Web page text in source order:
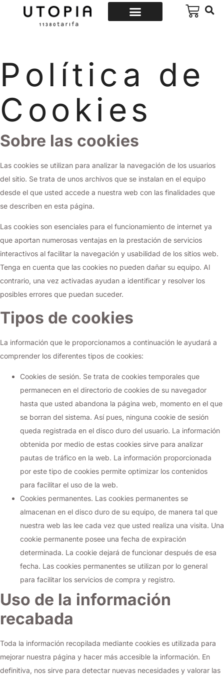
Política de
Cookies
Sobre las cookies
Las cookies se utilizan para analizar la navegación de los usuarios
del sitio. Se trata de unos archivos que se instalan en el equipo
desde el que usted accede a nuestra web con las finalidades que
se describen en esta página.
Las cookies son esenciales para el funcionamiento de internet ya
que aportan numerosas ventajas en la prestación de servicios
interactivos al facilitar la navegación y usabilidad de los sitios web.
Tenga en cuenta que las cookies no pueden dañar su equipo. Al
contrario, una vez activadas ayudan a identificar y resolver los
posibles errores que puedan suceder.
Tipos de cookies
La información que le proporcionamos a continuación le ayudará a
comprender los diferentes tipos de cookies:
Cookies de sesión. Se trata de cookies temporales que
permanecen en el directorio de cookies de su navegador
hasta que usted abandona la página web, momento en el que
se borran del sistema. Así pues, ninguna cookie de sesión
queda registrada en el disco duro del usuario. La información
obtenida por medio de estas cookies sirve para analizar
pautas de tráfico en la web. La información proporcionada
por este tipo de cookies permite optimizar los contenidos
para facilitar el uso de la web.
Cookies permanentes. Las cookies permanentes se
almacenan en el disco duro de su equipo, de manera tal que
nuestra web las lee cada vez que usted realiza una visita. Una
cookie permanente posee una fecha de expiración
determinada. La cookie dejará de funcionar después de esa
fecha. Las cookies permanentes se utilizan por lo general
para facilitar los servicios de compra y registro.
Uso de la información
recabada
Toda la información recopilada mediante cookies es utilizada para
mejorar nuestra página y hacer más accesible la información. En
definitiva, nos sirve para detectar nuevas necesidades y valorar las